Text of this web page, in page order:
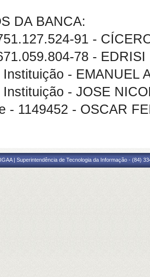
DA BANCA:
91 -
78 -
- EMANUEL
Instituição - JOSE
- 1149452 - OSCAR
| Superintendência de Tecnologia da Informação - (84)